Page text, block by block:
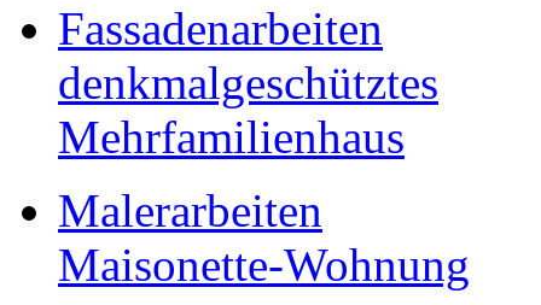
Fassadenarbeiten
denkmalgeschütztes
Mehrfamilienhaus
Malerarbeiten
Maisonette-Wohnung